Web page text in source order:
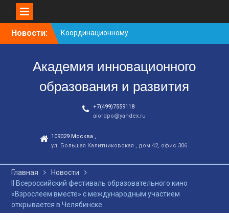
Новости:
Координационному
центру-25 лет!
группа
С юбилеем КЦ!
Академия инновационного
образования и развития
+7(499)7559118
aiordpo@yandex.ru
109029 Москва ,
ул. Большая Калитниковская , дом 42, офис 306
Главная
Новости
II Всероссийский фестиваль образовательного кино
«Взрослеем вместе» с международным участием
открывается в Челябинске